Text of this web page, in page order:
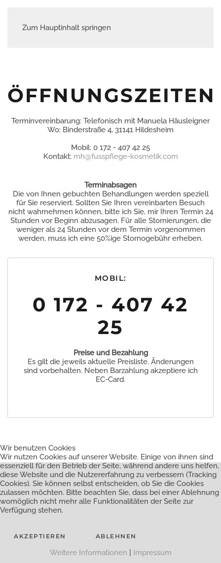
Zum Hauptinhalt springen
ÖFFNUNGSZEITEN
Terminvereinbarung: Telefonisch mit Manuela Häusleigner
Wo: Binderstraße 4, 31141 Hildesheim
Mobil: 0 172 - 407 42 25
Kontakt: mh@fusspflege-kosmetik.com
Terminabsagen
Die von Ihnen gebuchten Behandlungen werden speziell
für Sie reserviert. Sollten Sie Ihren vereinbarten Besuch
nicht wahrnehmen können, bitte ich Sie, mir Ihren Termin 24
Stunden vor Beginn abzusagen. Für alle Stornierungen, die
weniger als 24 Stunden vor dem Termin vorgenommen
werden, muss ich eine 50%ige Stornogebühr erheben.
MOBIL:
0 172 - 407 42
25
Preise und Bezahlung
Es gilt die jeweils aktuelle Preisliste. Änderungen
sind vorbehalten. Neben Barzahlung akzeptiere ich
EC-Card.
Wir benutzen Cookies
Wir nutzen Cookies auf unserer Website. Einige von ihnen sind
essenziell für den Betrieb der Seite, während andere uns helfen,
diese Website und die Nutzererfahrung zu verbessern (Tracking
Cookies). Sie können selbst entscheiden, ob Sie die Cookies
zulassen möchten. Bitte beachten Sie, dass bei einer Ablehnung
womöglich nicht mehr alle Funktionalitäten der Seite zur
Verfügung stehen.
AKZEPTIEREN ABLEHNEN
Weitere Informationen Impressum